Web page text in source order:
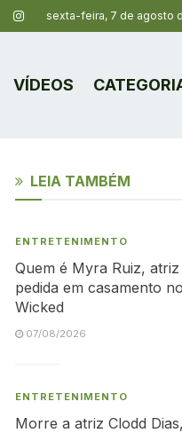
sexta-feira, 7 de agosto
VÍDEOS
LEIA TAMBÉM
ENTRETENIMENTO
Quem é Myra Ruiz,
pedida em casamento
Wicked
07/08/2026
ENTRETENIMENTO
Morre a atriz Clodd